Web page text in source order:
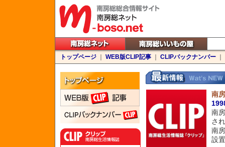
トップページ WEB版CLIP記事 CLIPバックナンバー
南
南
さ
南
設